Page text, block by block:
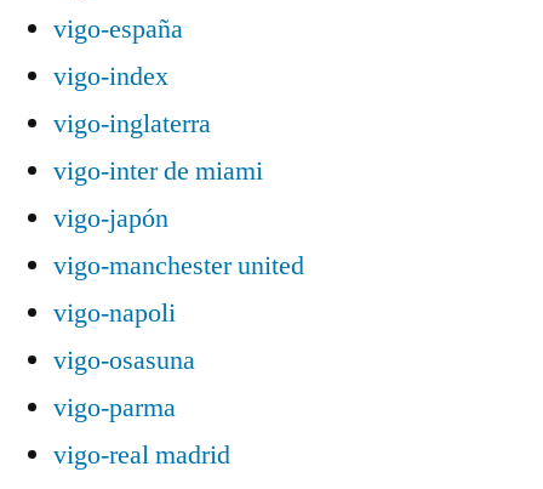
vigo-españa
vigo-index
vigo-inglaterra
vigo-inter de miami
vigo-japón
vigo-manchester united
vigo-napoli
vigo-osasuna
vigo-parma
vigo-real madrid